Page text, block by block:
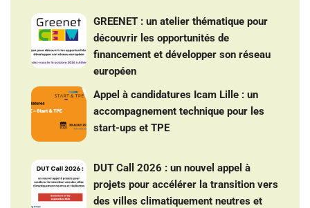
GREENET : un atelier thématique pour
découvrir les opportunités de
financement et développer son réseau
européen
Appel à candidatures Icam Lille : un
accompagnement technique pour les
start-ups et TPE
DUT Call 2026 : un nouvel appel à
projets pour accélérer la transition vers
des villes climatiquement neutres et